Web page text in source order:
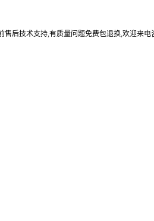
后技术支持,有质量问题免费包退换,欢迎来电